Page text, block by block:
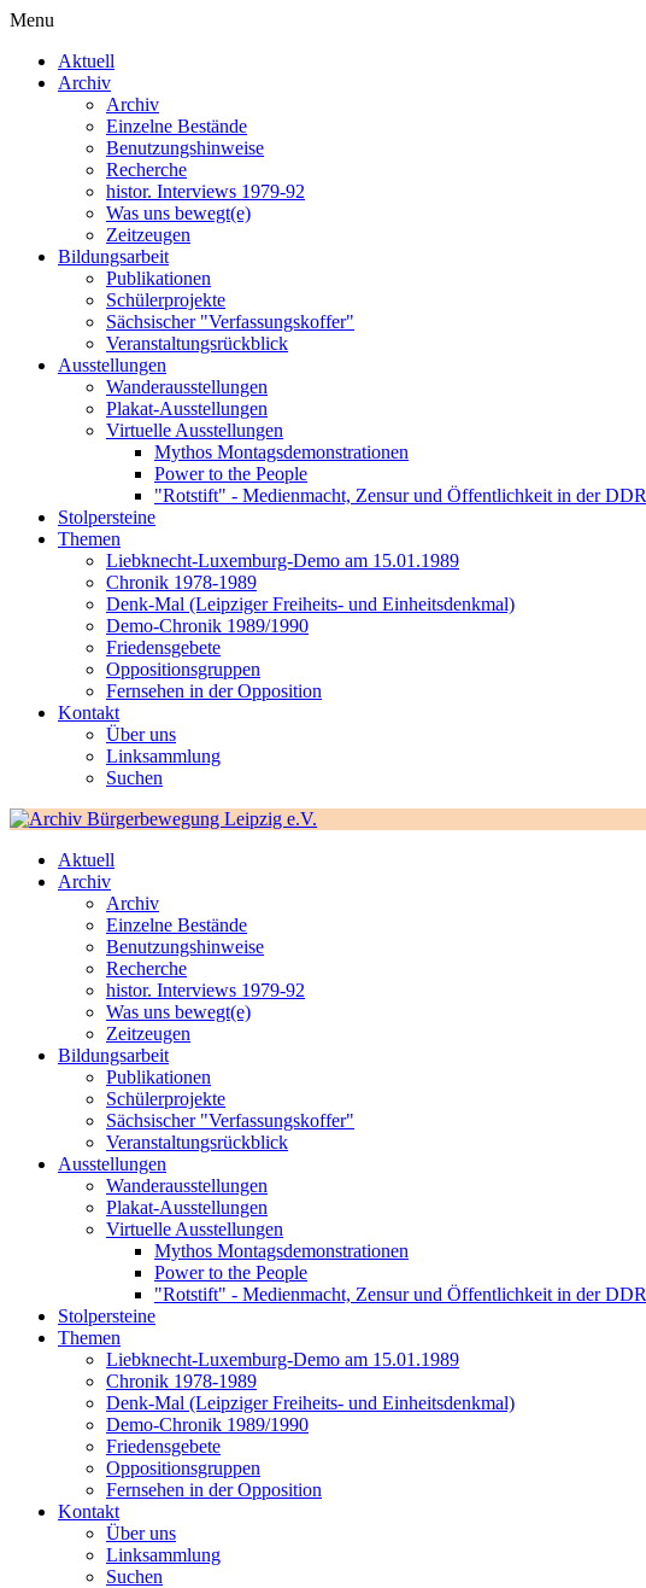
Menu
Aktuell
Archiv
Archiv
Einzelne Bestände
Benutzungshinweise
Recherche
histor. Interviews 1979-92
Was uns bewegt(e)
Zeitzeugen
Bildungsarbeit
Publikationen
Schülerprojekte
Sächsischer "Verfassungskoffer"
Veranstaltungsrückblick
Ausstellungen
Wanderausstellungen
Plakat-Ausstellungen
Virtuelle Ausstellungen
Mythos Montagsdemonstrationen
Power to the People
"Rotstift" - Medienmacht, Zensur und Öffentlichkeit in der DDR
Stolpersteine
Themen
Liebknecht-Luxemburg-Demo am 15.01.1989
Chronik 1978-1989
Denk-Mal (Leipziger Freiheits- und Einheitsdenkmal)
Demo-Chronik 1989/1990
Friedensgebete
Oppositionsgruppen
Fernsehen in der Opposition
Kontakt
Über uns
Linksammlung
Suchen
Aktuell
Archiv
Archiv
Einzelne Bestände
Benutzungshinweise
Recherche
histor. Interviews 1979-92
Was uns bewegt(e)
Zeitzeugen
Bildungsarbeit
Publikationen
Schülerprojekte
Sächsischer "Verfassungskoffer"
Veranstaltungsrückblick
Ausstellungen
Wanderausstellungen
Plakat-Ausstellungen
Virtuelle Ausstellungen
Mythos Montagsdemonstrationen
Power to the People
"Rotstift" - Medienmacht, Zensur und Öffentlichkeit in der DDR
Stolpersteine
Themen
Liebknecht-Luxemburg-Demo am 15.01.1989
Chronik 1978-1989
Denk-Mal (Leipziger Freiheits- und Einheitsdenkmal)
Demo-Chronik 1989/1990
Friedensgebete
Oppositionsgruppen
Fernsehen in der Opposition
Kontakt
Über uns
Linksammlung
Suchen